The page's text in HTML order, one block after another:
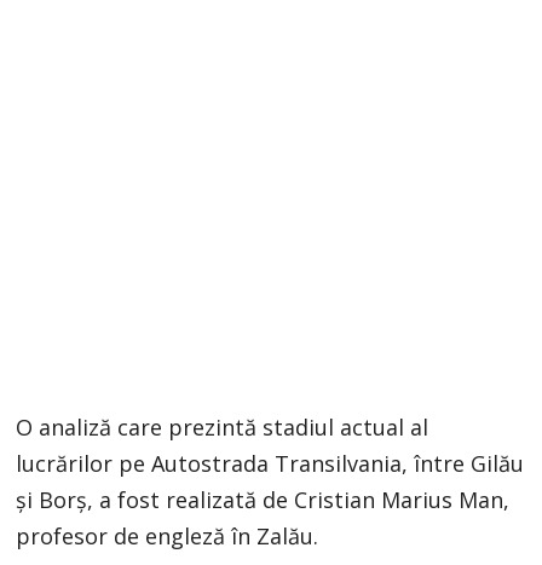
O analiză care prezintă stadiul actual al
lucrărilor pe Autostrada Transilvania, între Gilău
și Borș, a fost realizată de Cristian Marius Man,
profesor de engleză în Zalău.